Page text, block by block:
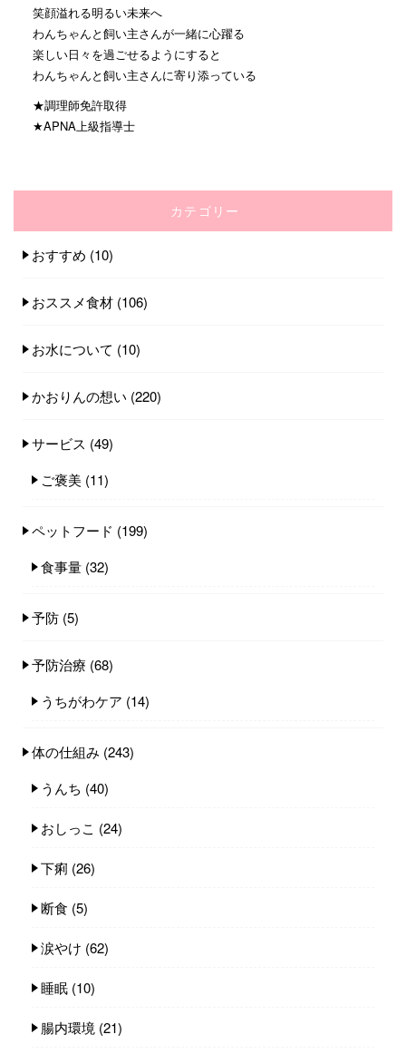
笑顔溢れる明るい未来へ
わんちゃんと飼い主さんが一緒に心躍る
楽しい日々を過ごせるようにすると
わんちゃんと飼い主さんに寄り添っている
★調理師免許取得
★APNA上級指導士
カテゴリー
おすすめ (10)
おススメ食材 (106)
お水について (10)
かおりんの想い (220)
サービス (49)
ご褒美 (11)
ペットフード (199)
食事量 (32)
予防 (5)
予防治療 (68)
うちがわケア (14)
体の仕組み (243)
うんち (40)
おしっこ (24)
下痢 (26)
断食 (5)
涙やけ (62)
睡眠 (10)
腸内環境 (21)